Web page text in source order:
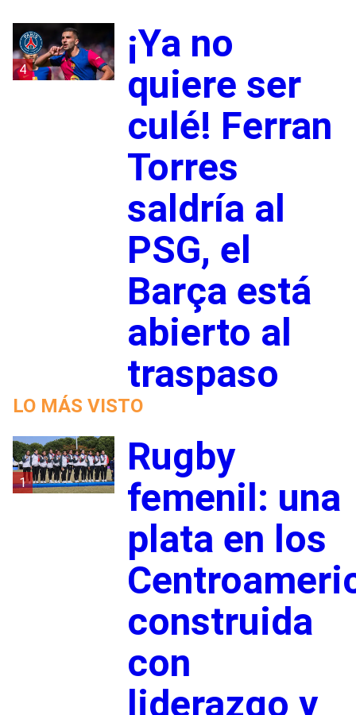
4
¡Ya no
quiere ser
culé! Ferran
Torres
saldría al
PSG, el
Barça está
abierto al
traspaso
LO MÁS VISTO
1
Rugby
femenil: una
plata en los
construida
con
liderazgo y